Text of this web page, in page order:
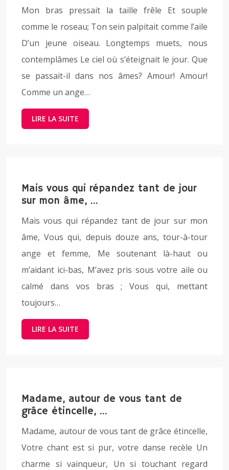
Mon bras pressait la taille frêle Et souple
comme le roseau; Ton sein palpitait comme l’aile
D’un jeune oiseau. Longtemps muets, nous
contemplâmes Le ciel où s’éteignait le jour. Que
se passait-il dans nos âmes? Amour! Amour!
Comme un ange…
LIRE LA SUITE
Mais vous qui répandez tant de jour
sur mon âme, …
Mais vous qui répandez tant de jour sur mon
âme, Vous qui, depuis douze ans, tour-à-tour
ange et femme, Me soutenant là-haut ou
m’aidant ici-bas, M’avez pris sous votre aile ou
calmé dans vos bras ; Vous qui, mettant
toujours…
LIRE LA SUITE
Madame, autour de vous tant de
grâce étincelle, …
Madame, autour de vous tant de grâce étincelle,
Votre chant est si pur, votre danse recèle Un
charme si vainqueur, Un si touchant regard